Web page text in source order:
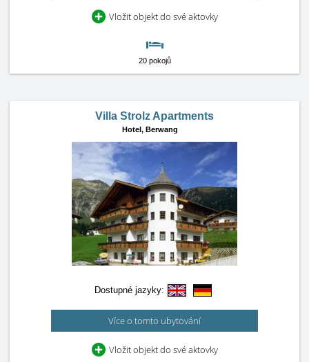
Vložit objekt do své aktovky
20 pokojů
Villa Strolz Apartments
Hotel, Berwang
Dostupné jazyky:
Více o tomto ubytování
Vložit objekt do své aktovky